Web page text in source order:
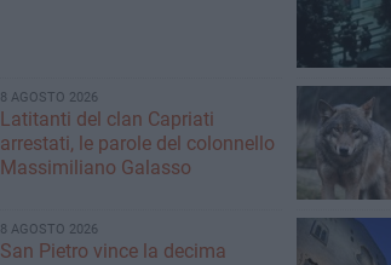
8 AGOSTO 2026
Latitanti del clan Capriati
arrestati, le parole del colonnello
Massimiliano Galasso
8 AGOSTO 2026
San Pietro vince la decima